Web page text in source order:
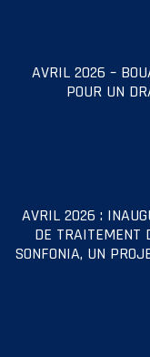
AVRIL 2026 –
POUR UN
AVRIL 2026 :
DE TRAITEMENT
SONFONIA, UN